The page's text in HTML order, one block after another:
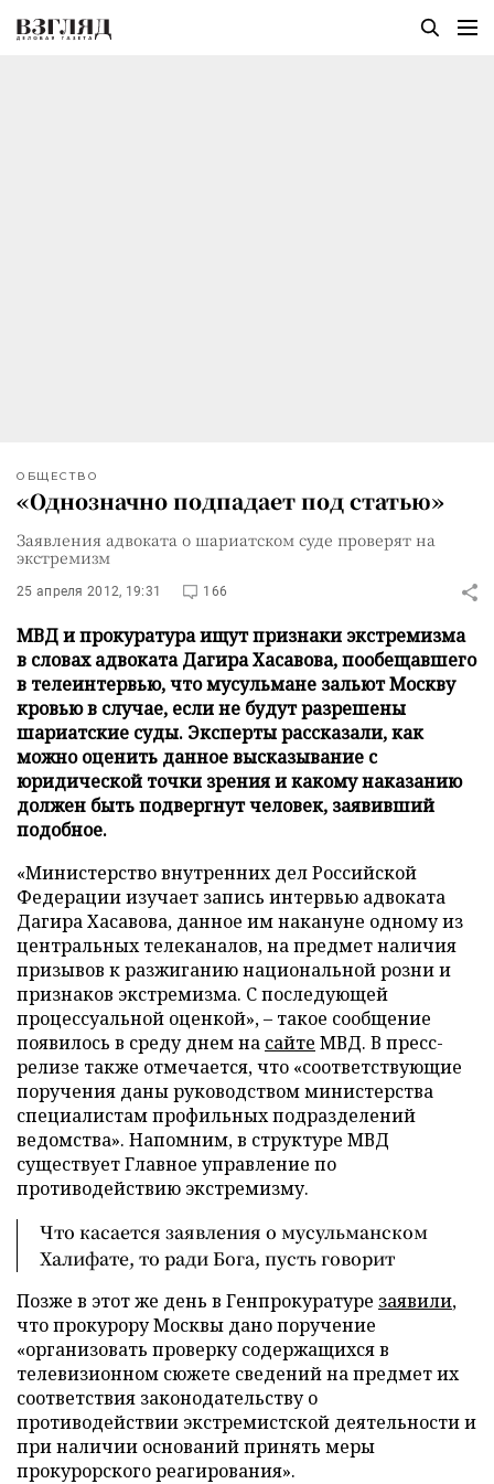
ОБЩЕСТВО
«Однозначно подпадает под статью»
Заявления адвоката о шариатском суде проверят на
экстремизм
25 апреля 2012, 19:31 166
МВД и прокуратура ищут признаки экстремизма
в словах адвоката Дагира Хасавова, пообещавшего
в телеинтервью, что мусульмане зальют Москву
кровью в случае, если не будут разрешены
шариатские суды. Эксперты рассказали, как
можно оценить данное высказывание с
юридической точки зрения и какому наказанию
должен быть подвергнут человек, заявивший
подобное.
«Министерство внутренних дел Российской
Федерации изучает запись интервью адвоката
Дагира Хасавова, данное им накануне одному из
центральных телеканалов, на предмет наличия
призывов к разжиганию национальной розни и
признаков экстремизма. С последующей
процессуальной оценкой», – такое сообщение
появилось в среду днем на сайте МВД. В пресс-
релизе также отмечается, что «соответствующие
поручения даны руководством министерства
специалистам профильных подразделений
ведомства». Напомним, в структуре МВД
существует Главное управление по
противодействию экстремизму.
Что касается заявления о мусульманском
Халифате, то ради Бога, пусть говорит
Позже в этот же день в Генпрокуратуре заявили,
что прокурору Москвы дано поручение
«организовать проверку содержащихся в
телевизионном сюжете сведений на предмет их
соответствия законодательству о
противодействии экстремистской деятельности и
при наличии оснований принять меры
прокурорского реагирования».